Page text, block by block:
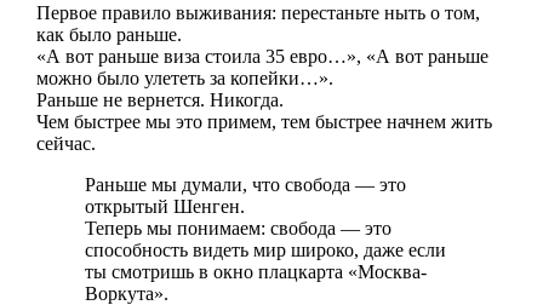
Первое правило выживания: перестаньте ныть о том,
как было раньше.
«А вот раньше виза стоила 35 евро…», «А вот раньше
можно было улететь за копейки…».
Раньше не вернется. Никогда.
Чем быстрее мы это примем, тем быстрее начнем жить
сейчас.
Раньше мы думали, что свобода — это
открытый Шенген.
Теперь мы понимаем: свобода — это
способность видеть мир широко, даже если
ты смотришь в окно плацкарта «Москва-
Воркута».